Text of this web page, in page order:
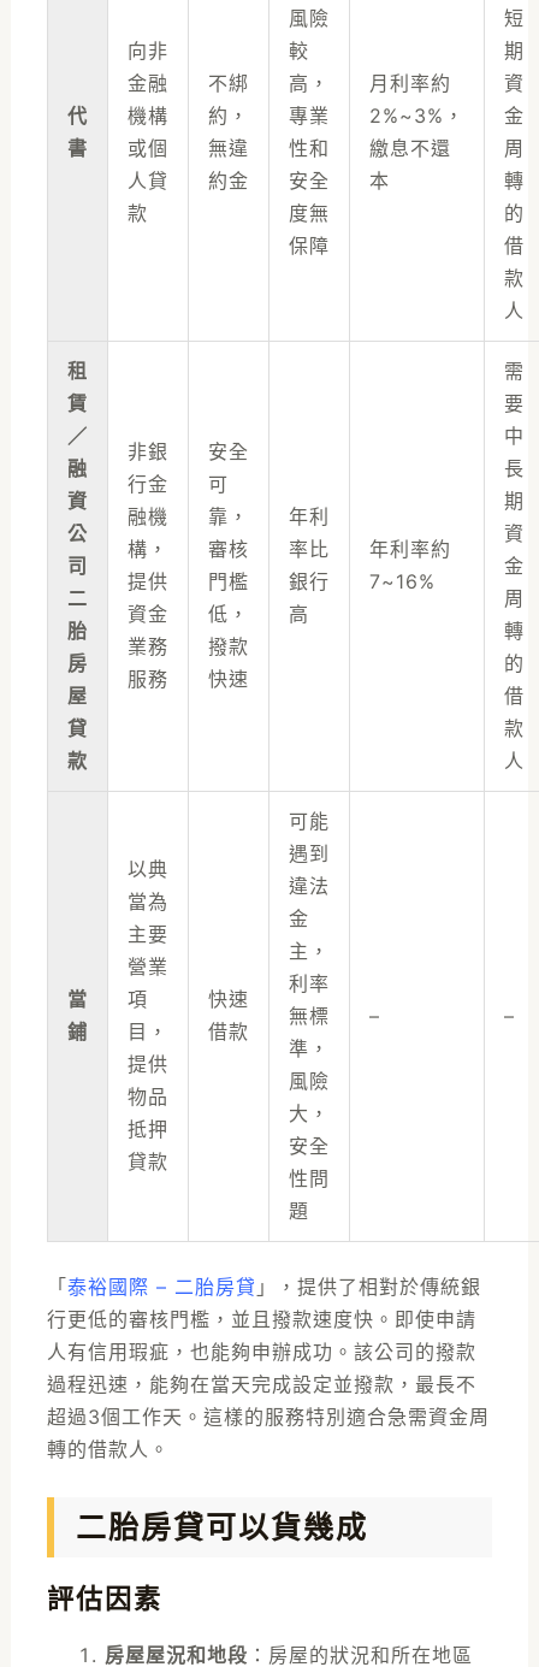
代
書
向非
金融
機構
或個
人貸
款
不綁
約，
無違
約金
風險
較
高，
專業
性和
安全
度無
保障
月利率約
2%~3%，
繳息不還
本
短
期
資
金
周
轉
的
借
款
人
租
賃
／
融
資
公
司
二
胎
房
屋
貸
款
非銀
行金
融機
構，
提供
資金
業務
服務
安全
可
靠，
審核
門檻
低，
撥款
快速
年利
率比
銀行
高
年利率約
7~16%
需
要
中
長
期
資
金
周
轉
的
借
款
人
當
鋪
以典
當為
主要
營業
項
目，
提供
物品
抵押
貸款
快速
借款
可能
遇到
違法
金
主，
利率
無標
準，
風險
大，
安全
性問
題
– –
「 泰裕國際 – 二胎房貸 」，提供了相對於傳統銀
行更低的審核門檻，並且撥款速度快。即使申請
人有信用瑕疵，也能夠申辦成功。該公司的撥款
過程迅速，能夠在當天完成設定並撥款，最長不
超過3個工作天。這樣的服務特別適合急需資金周
轉的借款人。
二胎房貸可以貨幾成
評估因素
房屋屋況和地段 ：房屋的狀況和所在地區